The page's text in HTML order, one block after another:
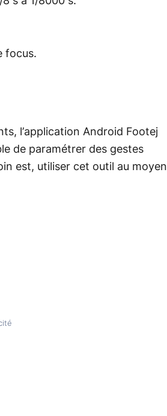
focus.
l’application Android Footej
de paramétrer des gestes
est, utiliser cet outil au moyen